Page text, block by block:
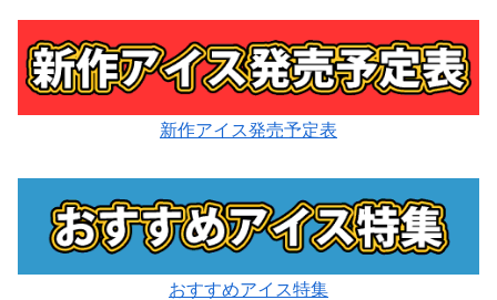
新作アイス発売予定表
おすすめアイス特集